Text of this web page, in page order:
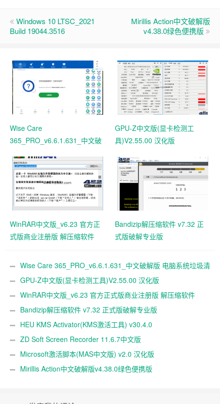
Windows 10 LTSC_2021
Build 19044.3516
Mirillis Action中文破解版
v4.38.0绿色便携版
Wise Care
365_PRO_v6.6.1.631_中文破
GPU-Z中文版(显卡检测工
具)V2.55.00 汉化版
WinRAR中文版_v6.23 官方正
式版商业注册版 解压缩软件
Bandizip解压缩软件 v7.32 正
式版破解专业版
Wise Care 365_PRO_v6.6.1.631_中文破解版 电脑系统垃圾清
理软件GPU-Z中文版(显卡检测工具)V2.55.00 汉化版
WinRAR中文版_v6.23 官方正式版商业注册版 解压缩软件
Bandizip解压缩软件 v7.32 正式版破解专业版
HEU KMS Activator(KMS激活工具) v30.4.0
ZD Soft Screen Recorder 11.6.7中文版
Microsoft激活脚本(MAS中文版) v2.0 汉化版
Mirillis Action中文破解版v4.38.0绿色便携版